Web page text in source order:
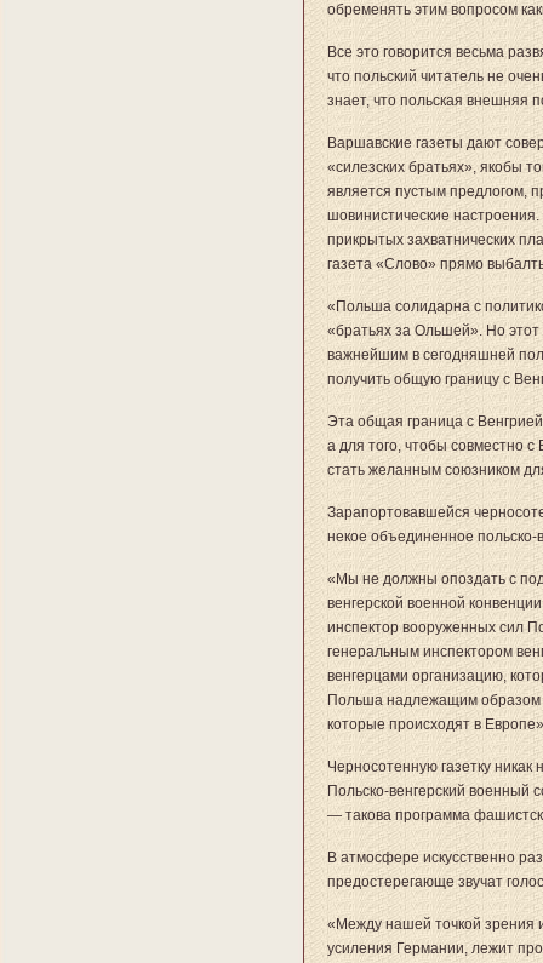
обременять этим вопросом
Все это говорится весьма
что польский читатель не
знает, что польская внешняя
Варшавские газеты дают
«силезских братьях», якобы
является пустым предлогом,
шовинистические
прикрытых захватнических
газета «Слово» прямо
«Польша солидарна с
«братьях за Ольшей». Но
важнейшим в сегодняшней
получить общую границу с
Эта общая граница с
а для того, чтобы совместно с
стать желанным союзником
Зарапортовавшейся
некое объединенное польско-
«Мы не должны опоздать с
венгерской военной
инспектор вооруженных сил
генеральным инспектором
венгерцами организацию,
Польша надлежащим образом
которые происходят в
Черносотенную газетку никак
Польско-венгерский военный
— такова программа
В атмосфере искусственно
предостерегающе звучат
«Между нашей точкой зрения
усиления Германии, лежит